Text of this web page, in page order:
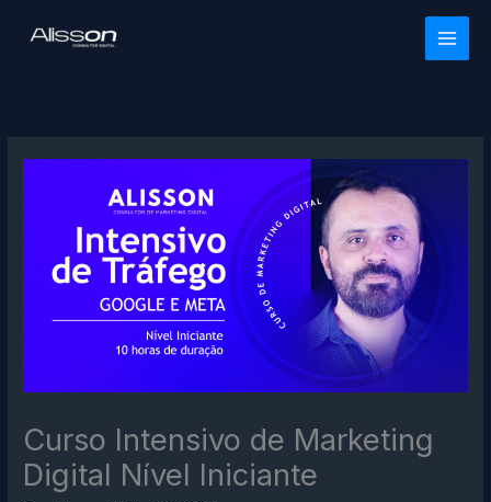
para
Curso Intensivo de Marketing
Digital Nível Iniciante